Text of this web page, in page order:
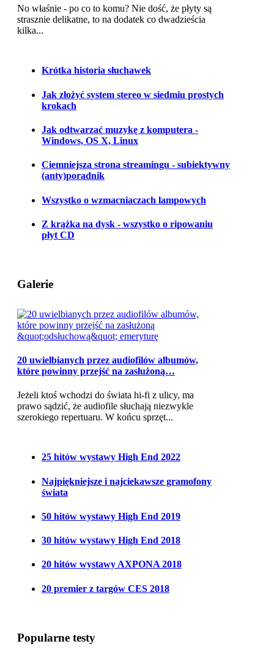
No właśnie - po co to komu? Nie dość, że płyty są
strasznie delikatne, to na dodatek co dwadzieścia
kilka...
Krótka historia słuchawek
Jak złożyć system stereo w siedmiu prostych
krokach
Jak odtwarzać muzykę z komputera -
Windows, OS X, Linux
Ciemniejsza strona streamingu - subiektywny
(anty)poradnik
Wszystko o wzmacniaczach lampowych
Z krążka na dysk - wszystko o ripowaniu
płyt CD
Galerie
20 uwielbianych przez audiofilów albumów,
które powinny przejść na zasłużoną…
Jeżeli ktoś wchodzi do świata hi-fi z ulicy, ma
prawo sądzić, że audiofile słuchają niezwykle
szerokiego repertuaru. W końcu sprzęt...
25 hitów wystawy High End 2022
Najpiękniejsze i najciekawsze gramofony
świata
50 hitów wystawy High End 2019
30 hitów wystawy High End 2018
20 hitów wystawy AXPONA 2018
20 premier z targów CES 2018
Popularne testy